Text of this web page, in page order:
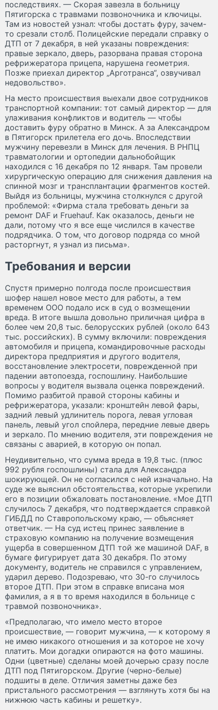
последствиях. — Скорая завезла в больницу
Пятигорска с травмами позвоночника и ключицы.
Там из новостей узнал: чтобы достать фуру, зачем-
то срезали столб. Полицейские передали справку о
ДТП от 7 декабря, в ней указаны повреждения:
правые зеркало, дверь, разорвана правая сторона
рефрижератора прицепа, нарушена геометрия.
Позже приехал директор „Арготранса“, озвучивал
недовольство».
На место происшествия выехали двое сотрудников
транспортной компании: тот самый директор — для
улаживания конфликтов и водитель — чтобы
доставить фуру обратно в Минск. А за Александром
в Пятигорск прилетела его дочь. Впоследствии
мужчину перевезли в Минск для лечения. В РНПЦ
травматологии и ортопедии дальнобойщик
находился с 16 декабря по 12 января. Там провели
хирургическую операцию для снижения давления на
спинной мозг и трансплантации фрагментов костей.
Выйдя из больницы, мужчина столкнулся с другой
проблемой: «Фирма стала требовать деньги за
ремонт DAF и Fruehauf. Как оказалось, деньги не
дали, потому что я все еще числился в качестве
подрядчика. О том, что договор подряда со мной
расторгнут, я узнал из письма».
Требования и версии
Спустя примерно полгода после происшествия
шофер нашел новое место для работы, а тем
временем ООО подало иск в суд о возмещении
вреда. В итоге вышла довольно приличная цифра в
более чем 20,8 тыс. белорусских рублей (около 643
тыс. российских). В сумму включили: повреждения
автомобиля и прицепа, командировочные расходы
директора предприятия и другого водителя,
восстановление электросети, поврежденной при
падении автопоезда, госпошлину. Наибольшие
вопросы у водителя вызвала оценка повреждений.
Помимо разбитой правой стороны кабины и
рефрижератора, указали: кронштейн левой фары,
задний левый удлинитель порога, левая угловая
панель, левый угол спойлера, передние левые дверь
и зеркало. По мнению водителя, эти повреждения не
связаны с аварией, в которую он попал.
Неудивительно, что сумма вреда в 19,8 тыс. (плюс
992 рубля госпошлины) стала для Александра
шокирующей. Он не согласился с ней изначально. На
суде же выяснил обстоятельства, которые укрепили
его в позиции обжаловать постановление. «Мое ДТП
случилось 7 декабря, что подтверждается справкой
ГИБДД по Ставропольскому краю, — объясняет
ответчик. — На суд истец принес заявление в
страховую компанию на получение возмещения
ущерба в совершенном ДТП той же машиной DAF, в
бумаге фигурирует дата 30 декабря. По этому
документу, водитель не справился с управлением,
ударил дерево. Подозреваю, что 30-го случилось
второе ДТП. При этом в справке вписана моя
фамилия, а я в то время находился в больнице с
травмой позвоночника».
«Предполагаю, что имело место второе
происшествие, — говорит мужчина, — к которому я
не имею никакого отношения и за которое не хочу
платить. Мои догадки опираются на фото машины.
Одни (цветные) сделаны моей дочерью сразу после
ДТП под Пятигорском. Другие (черно-белые)
подшиты в деле. Отличия заметны даже без
пристального рассмотрения — взглянуть хотя бы на
нижнюю часть кабины и решетку».